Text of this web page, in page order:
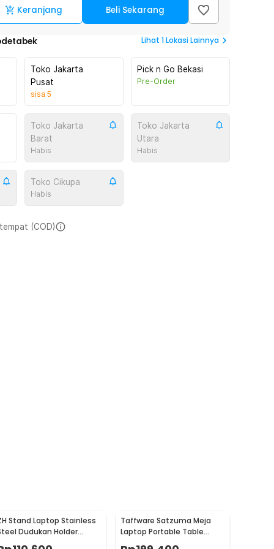
Keranjang Beli Sekarang
Lihat 1Lokasi Lainnya
Toko Jakarta
Pusat
sisa 5
Pick n Go Bekasi
Pre-Order
Toko Jakarta
Barat
Habis
Toko Jakarta
Utara
Habis
Toko Cikupa
Habis
(COD)
Stand Laptop Stainless
Dudukan Holder
Vertical Gravity - ZH005
Taffware Satzuma Meja
Laptop Portable Table